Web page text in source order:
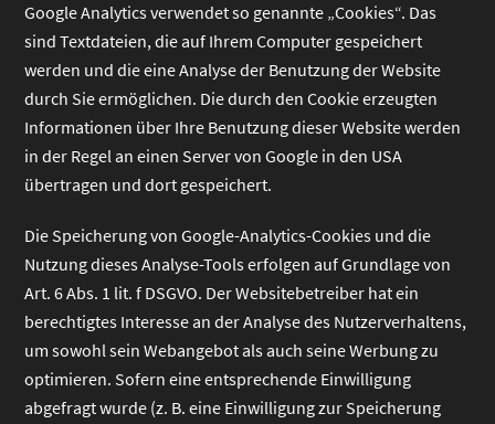
Google Analytics verwendet so genannte „Cookies“. Das
sind Textdateien, die auf Ihrem Computer gespeichert
werden und die eine Analyse der Benutzung der Website
durch Sie ermöglichen. Die durch den Cookie erzeugten
Informationen über Ihre Benutzung dieser Website werden
in der Regel an einen Server von Google in den USA
übertragen und dort gespeichert.
Die Speicherung von Google-Analytics-Cookies und die
Nutzung dieses Analyse-Tools erfolgen auf Grundlage von
Art. 6 Abs. 1 lit. f DSGVO. Der Websitebetreiber hat ein
berechtigtes Interesse an der Analyse des Nutzerverhaltens,
um sowohl sein Webangebot als auch seine Werbung zu
optimieren. Sofern eine entsprechende Einwilligung
abgefragt wurde (z. B. eine Einwilligung zur Speicherung